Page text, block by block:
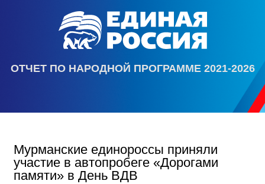
ОТЧЕТ ПО НАРОДНОЙ ПРОГРАММЕ 2021-2026
Мурманские единороссы приняли
участие в автопробеге «Дорогами
памяти» в День ВДВ